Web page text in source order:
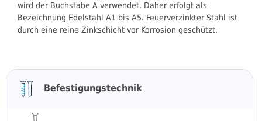
Befestigungstechnik
wird der Buchstabe A verwendet. Daher erfolgt als
Bezeichnung Edelstahl A1 bis A5. Feuerverzinkter Stahl ist
durch eine reine Zinkschicht vor Korrosion geschützt.